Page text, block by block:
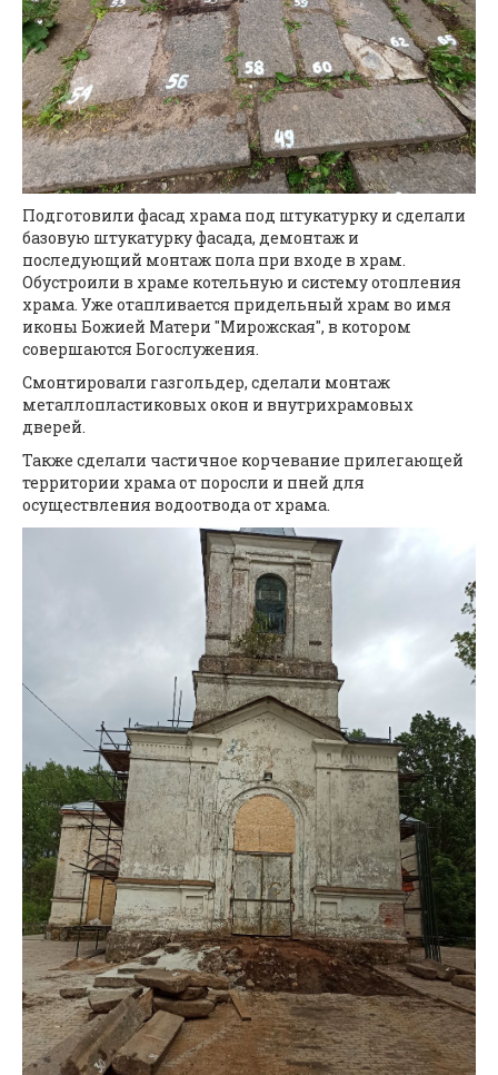
Подготовили фасад храма под штукатурку и сделали
базовую штукатурку фасада, демонтаж и
последующий монтаж пола при входе в храм.
Обустроили в храме котельную и систему отопления
храма. Уже отапливается придельный храм во имя
иконы Божией Матери "Мирожская", в котором
совершаются Богослужения.
Смонтировали газгольдер, сделали монтаж
металлопластиковых окон и внутрихрамовых
дверей.
Также сделали частичное корчевание прилегающей
территории храма от поросли и пней для
осуществления водоотвода от храма.